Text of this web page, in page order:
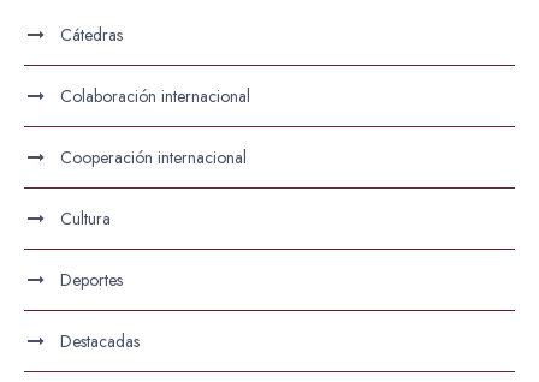
Cátedras
Colaboración internacional
Cooperación internacional
Cultura
Deportes
Destacadas